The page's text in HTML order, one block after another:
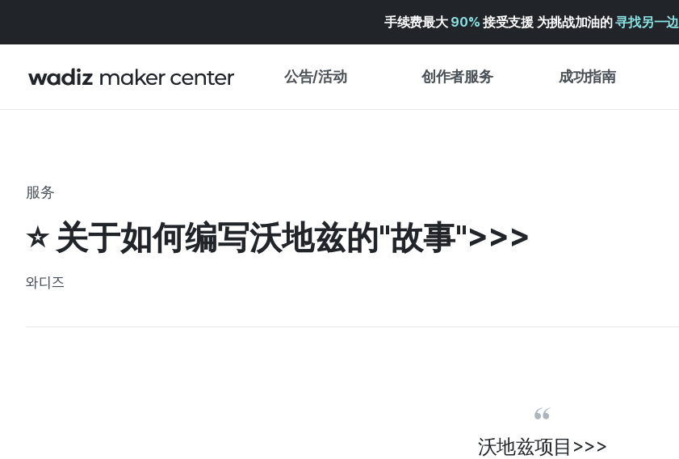
手续费最大 90% 接受支援 为挑战加油的寻找另一边
公告/活动 创作者服务 成功指南
特展日历
WADIZ 奖励 ↗︎
服务
⭐ 关于如何编写沃地兹的"故事">>>
와디즈
沃地兹项目>>>